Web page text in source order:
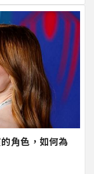
角色，如何為